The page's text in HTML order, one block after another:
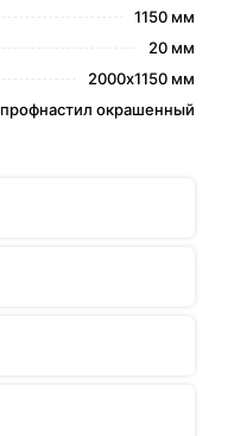
1150 мм
20 мм
2000х1150 мм
профнастил окрашенный